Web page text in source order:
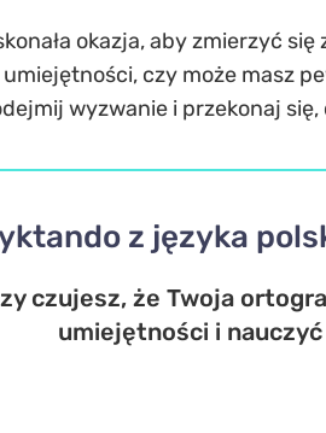
okazja, aby zmierzyć
czy może masz
wyzwanie i przekonaj
z języka
czujesz, że Twoja
umiejętności i